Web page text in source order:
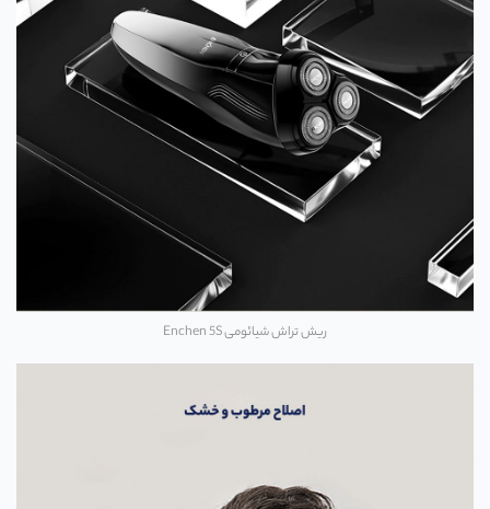
ریش تراش شیائومی Enchen 5S